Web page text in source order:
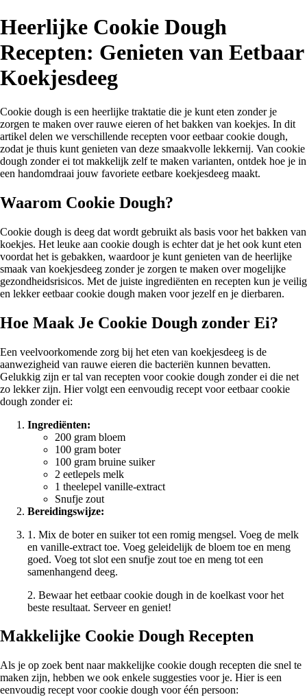
Heerlijke Cookie Dough
Recepten: Genieten van Eetbaar
Koekjesdeeg
Cookie dough is een heerlijke traktatie die je kunt eten zonder je
zorgen te maken over rauwe eieren of het bakken van koekjes. In dit
artikel delen we verschillende recepten voor eetbaar cookie dough,
zodat je thuis kunt genieten van deze smaakvolle lekkernij. Van cookie
dough zonder ei tot makkelijk zelf te maken varianten, ontdek hoe je in
een handomdraai jouw favoriete eetbare koekjesdeeg maakt.
Waarom Cookie Dough?
Cookie dough is deeg dat wordt gebruikt als basis voor het bakken van
koekjes. Het leuke aan cookie dough is echter dat je het ook kunt eten
voordat het is gebakken, waardoor je kunt genieten van de heerlijke
smaak van koekjesdeeg zonder je zorgen te maken over mogelijke
gezondheidsrisicos. Met de juiste ingrediënten en recepten kun je veilig
en lekker eetbaar cookie dough maken voor jezelf en je dierbaren.
Hoe Maak Je Cookie Dough zonder Ei?
Een veelvoorkomende zorg bij het eten van koekjesdeeg is de
aanwezigheid van rauwe eieren die bacteriën kunnen bevatten.
Gelukkig zijn er tal van recepten voor cookie dough zonder ei die net
zo lekker zijn. Hier volgt een eenvoudig recept voor eetbaar cookie
dough zonder ei:
Ingrediënten:
200 gram bloem
100 gram boter
100 gram bruine suiker
2 eetlepels melk
1 theelepel vanille-extract
Snufje zout
Bereidingswijze:
1. Mix de boter en suiker tot een romig mengsel. Voeg de melk
en vanille-extract toe. Voeg geleidelijk de bloem toe en meng
goed. Voeg tot slot een snufje zout toe en meng tot een
samenhangend deeg.
2. Bewaar het eetbaar cookie dough in de koelkast voor het
beste resultaat. Serveer en geniet!
Makkelijke Cookie Dough Recepten
Als je op zoek bent naar makkelijke cookie dough recepten die snel te
maken zijn, hebben we ook enkele suggesties voor je. Hier is een
eenvoudig recept voor cookie dough voor één persoon: